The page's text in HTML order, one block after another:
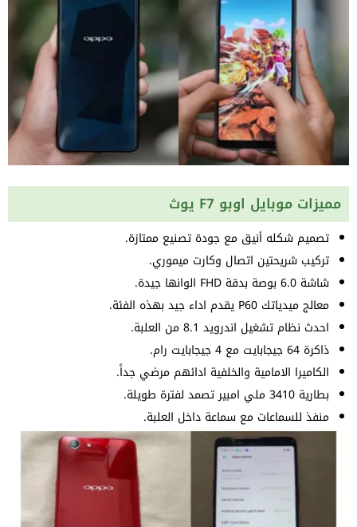
مميزات موبايل اوبو F7 يوث
تصميم شكله أنيق مع جودة تصنيع ممتازة.
تركيب شريحتين اتصال وكارت ميموري.
شاشة 6.0 بوصة بدقة FHD الوانها جيدة.
معالج ميدياتك P60 يقدم اداء جيد بهذه الفئة.
احدث نظام تشغيل اندرويد 8.1 من العلبة.
ذاكرة 64 جيجابايت مع 4 جيجابايت رام.
الكاميرا الامامية والخلفية ادائهم مرضي جداً.
بطارية 3410 ملي امبير تصمد لفترة طويلة.
منفذ للسماعات مع سماعة داخل العلبة.